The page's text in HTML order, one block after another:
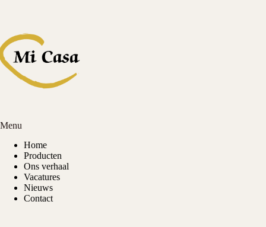
Menu
Home
Producten
Ons verhaal
Vacatures
Nieuws
Contact